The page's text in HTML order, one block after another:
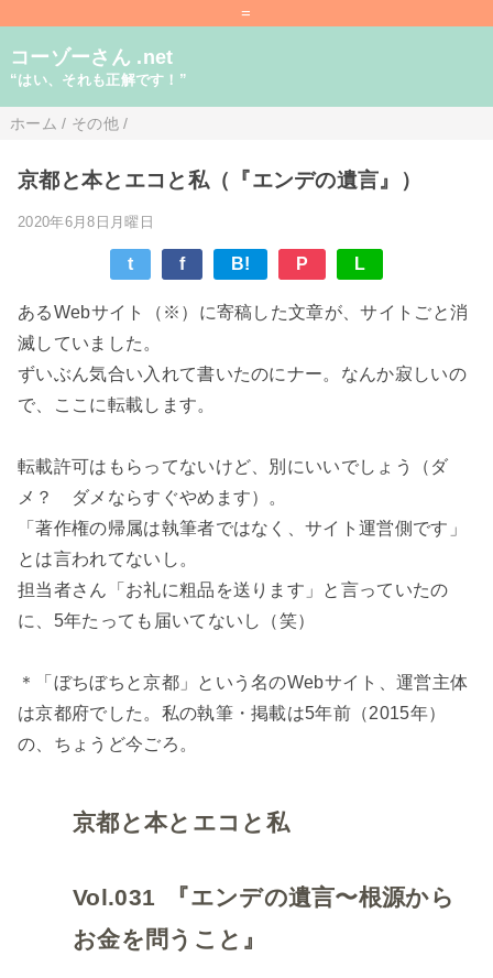
=
コーゾーさん .net
“はい、それも正解です！”
ホーム / その他/
京都と本とエコと私（『エンデの遺言』）
2020年6月8日月曜日
t f B! P L
あるWebサイト（※）に寄稿した文章が、サイトごと消
滅していました。
ずいぶん気合い入れて書いたのにナー。なんか寂しいの
で、ここに転載します。
転載許可はもらってないけど、別にいいでしょう（ダ
メ？ ダメならすぐやめます）。
「著作権の帰属は執筆者ではなく、サイト運営側です」
とは言われてないし。
担当者さん「お礼に粗品を送ります」と言っていたの
に、5年たっても届いてないし（笑）
＊「ぼちぼちと京都」という名のWebサイト、運営主体
は京都府でした。私の執筆・掲載は5年前（2015年）
の、ちょうど今ごろ。
京都と本とエコと私
Vol.031
『エンデの遺言〜根源から
お金を問うこと』